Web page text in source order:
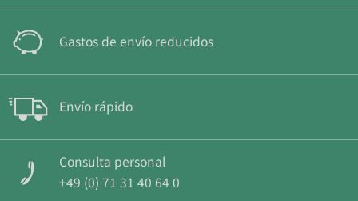
Gastos de envío reducidos
Envío rápido
Consulta personal
+49 (0) 71 31 40 64 0